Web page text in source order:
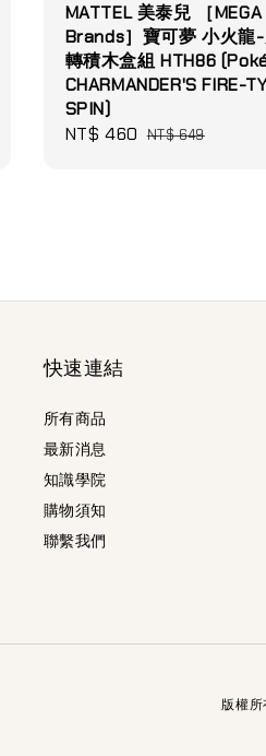
MATTEL 美泰兒 ［MEGA
Brands］寶可夢 小火龍
轉積木盒組 HTH86
CHARMANDER'S FIRE-
SPIN)
Sale
NT$ 460 Regular
NT$ 649
快速連結
所有商品
最新消息
知識學院
購物須知
聯繫我們
版權